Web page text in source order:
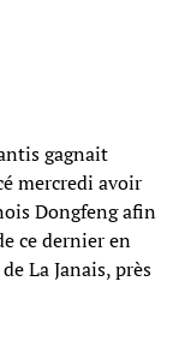
gagnait
mercredi avoir
Dongfeng afin
ce dernier en
La Janais, près